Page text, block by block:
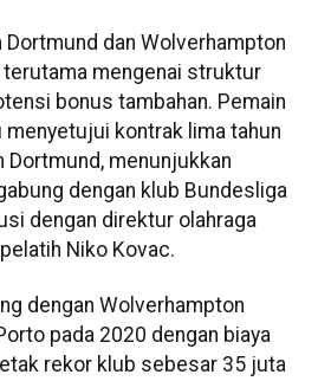
Dortmund dan Wolverhampton
mengenai struktur
bonus tambahan. Pemain
menyetujui kontrak lima tahun
Dortmund, menunjukkan
dengan klub Bundesliga
dengan direktur olahraga
Niko Kovac.
dengan Wolverhampton
pada 2020 dengan biaya
rekor klub sebesar 35 juta